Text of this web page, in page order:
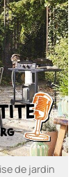
de jardin